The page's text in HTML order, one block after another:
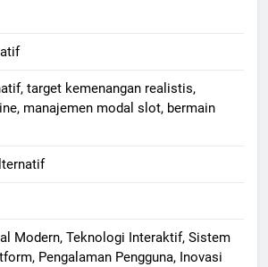
target kemenangan realistis,
manajemen modal slot, bermain
Modern, Teknologi Interaktif, Sistem
Pengalaman Pengguna, Inovasi